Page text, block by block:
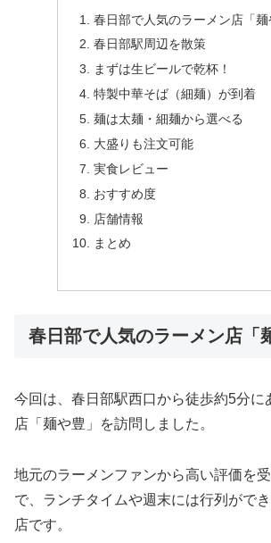
春日部で人気のラーメン店「
春日部駅周辺を散策
まずは生ビールで乾杯！
特製中華そば（細麺）が到着
麺は太麺・細麺から選べる
大盛りも注文可能
実食レビュー
おすすめ度
店舗情報
まとめ
春日部で人気のラーメン店「
今回は、春日部駅西口から徒歩約5分に
店「麺や豊」を訪問しました。
地元のラーメンファンから高い評価を
で、ランチタイムや週末には行列がで
店です。